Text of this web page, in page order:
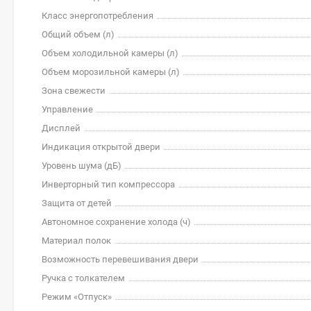
Класс энергопотребления
Общий объем (л)
Объем холодильной камеры (л)
Объем морозильной камеры (л)
Зона свежести
Управление
Дисплей
Индикация открытой двери
Уровень шума (дБ)
Инверторный тип компрессора
Защита от детей
Автономное сохранение холода (ч)
Материал полок
Возможность перевешивания двери
Ручка с толкателем
Режим «Отпуск»